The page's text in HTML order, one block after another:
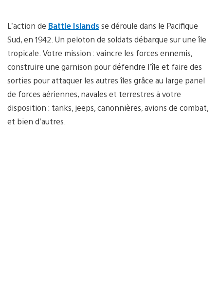
L’action de Battle Islandsse déroule dans le Pacifique
Sud, en 1942. Un peloton de soldats débarque sur une île
tropicale. Votre mission : vaincre les forces ennemis,
construire une garnison pour défendre l’île et faire des
sorties pour attaquer les autres îles grâce au large panel
de forces aériennes, navales et terrestres à votre
disposition : tanks, jeeps, canonnières, avions de combat,
et bien d’autres.